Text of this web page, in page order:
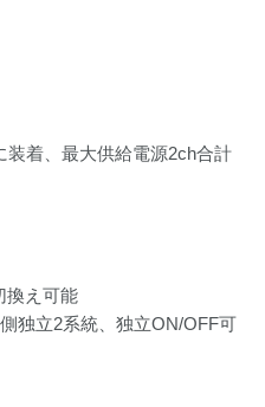
装着、最大供給電源2ch合計
換え可能
独立2系統、独立ON/OFF可